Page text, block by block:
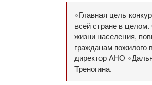
«Главная цель
всей стране в
жизни населения,
гражданам пожилого
директор АНО
Треногина.